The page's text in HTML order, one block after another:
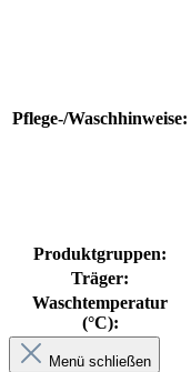
Pflege-/Waschhinweise:
Produktgruppen:
Träger:
Waschtemperatur
(°C):
Menü schließen